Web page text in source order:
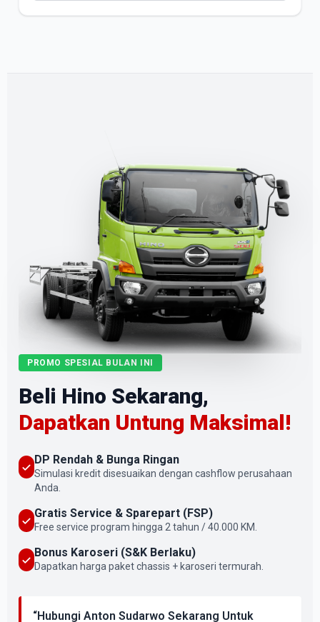
PROMO SPESIAL BULAN INI
Beli Hino Sekarang,
Dapatkan Untung Maksimal!
DP Rendah & Bunga Ringan
Simulasi kredit disesuaikan dengan cashflow perusahaan
Anda.
Gratis Service & Sparepart (FSP)
Free service program hingga 2 tahun / 40.000 KM.
Bonus Karoseri (S&K Berlaku)
Dapatkan harga paket chassis + karoseri termurah.
“Hubungi Anton Sudarwo Sekarang Untuk